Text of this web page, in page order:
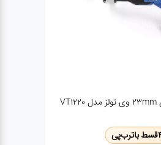
4قسط باترب‌پی